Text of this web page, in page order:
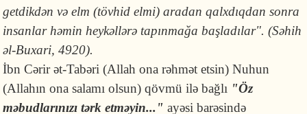
getdikdən və elm (tövhid elmi) aradan qalxdıqdan sonra
insanlar həmin heykəllərə tapınmağa başladılar". (Səhih
əl-Buxari, 4920).
İbn Cərir ət-Tabəri (Allah ona rəhmət etsin) Nuhun
(Allahın ona salamı olsun) qövmü ilə bağlı "Öz
məbudlarınızı tərk etməyin..."ayəsi barəsində